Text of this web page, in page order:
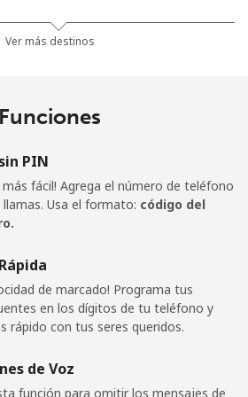
21 min por ⁦$5⁩
⁦$5⁩
11 min por ⁦$5⁩
333 min por -
Ver más destinos
Funciones
PIN
más fácil! Agrega el número de teléfono
llamas. Usa el formato: código del
de marcado! Programa tus
en los dígitos de tu teléfono y
rápido con tus seres queridos.
de Voz
función para omitir los mensajes de